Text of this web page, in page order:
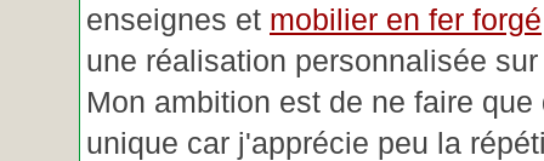
enseignes et mobilier en fer forgé
une réalisation personnalisée
Mon ambition est de ne faire que
unique car j'apprécie peu la